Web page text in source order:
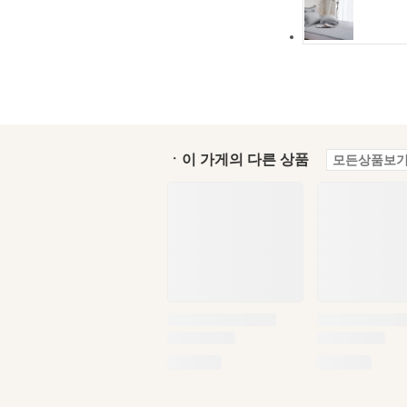
ㆍ이 가게의 다른 상품 모든상품보